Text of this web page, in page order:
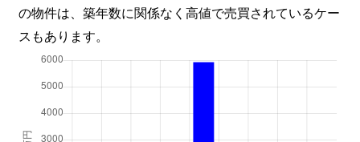
の物件は、築年数に関係なく高値で売買されているケー
スもあります。